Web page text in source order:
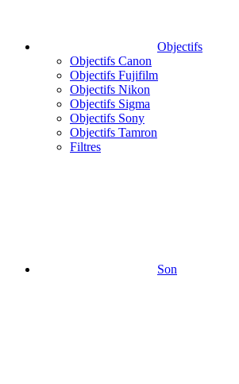
Objectifs
Objectifs Canon
Objectifs Fujifilm
Objectifs Nikon
Objectifs Sigma
Objectifs Sony
Objectifs Tamron
Filtres
Son